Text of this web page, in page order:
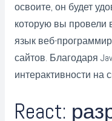
освоите, он будет
которую вы провели
язык веб-
сайтов. Благодаря
интерактивности на
React: